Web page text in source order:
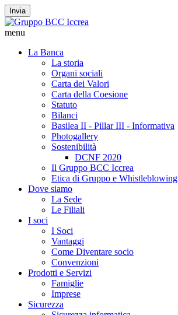
Invia
menu
La Banca
La storia
Organi sociali
Carta dei Valori
Carta della Coesione
Statuto
Bilanci
Basilea II - Pillar III - Informativa
Photogallery
Sostenibilità
DCNF 2020
Il Gruppo BCC Iccrea
Etica di Gruppo e Whistleblowing
Dove siamo
La Sede
Le Filiali
I soci
I Soci
Vantaggi
Come Diventare socio
Convenzioni
Prodotti e Servizi
Famiglie
Imprese
Sicurezza